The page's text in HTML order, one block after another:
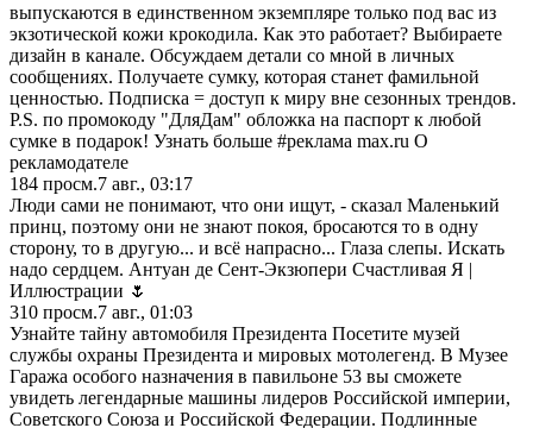
выпускаются в единственном экземпляре только под вас из
экзотической кожи крокодила. Как это работает? Выбираете
дизайн в канале. Обсуждаем детали со мной в личных
сообщениях. Получаете сумку, которая станет фамильной
ценностью. Подписка = доступ к миру вне сезонных трендов.
P.S. по промокоду "ДляДам" обложка на паспорт к любой
сумке в подарок! Узнать больше #реклама max.ru О
рекламодателе
184 просм.7 авг., 03:17
Люди сами не понимают, что они ищут, - сказал Маленький
принц, поэтому они не знают покоя, бросаются то в одну
сторону, то в другую... и всё напрасно... Глаза слепы. Искать
надо сердцем. Антуан де Сент-Экзюпери Счастливая Я |
Иллюстрации 🌷
310 просм.7 авг., 01:03
Узнайте тайну автомобиля Президента Посетите музей
службы охраны Президента и мировых мотолегенд. В Музее
Гаража особого назначения в павильоне 53 вы сможете
увидеть легендарные машины лидеров Российской империи,
Советского Союза и Российской Федерации. Подлинные